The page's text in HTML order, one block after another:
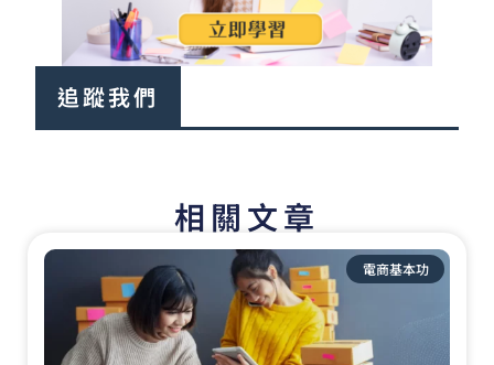
追蹤我們
相關文章
電商基本功
頁 頁
面
頁
面